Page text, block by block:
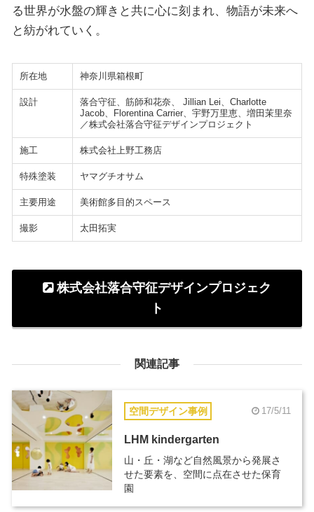
る世界が水盤の輝きと共に心に刻まれ、物語が未来へ
と紡がれていく。
所在地 神奈川県箱根町
設計
落合守征、筋師和花奈、 Jillian Lei、Charlotte
Jacob、Florentina Carrier、宇野万里恵、増田茉里奈
／株式会社落合守征デザインプロジェクト
施工 株式会社上野工務店
特殊塗装 ヤマグチオサム
主要用途 美術館多目的スペース
撮影 太田拓実
株式会社落合守征デザインプロジェク
ト
関連記事
空間デザイン事例 17/5/11
LHM kindergarten
山・丘・湖など自然風景から発展さ
せた要素を、空間に点在させた保育
園